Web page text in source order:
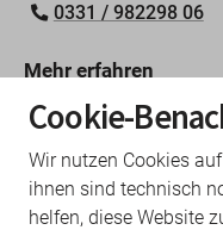
0331 / 982298 06
Mehr erfahren
Fortbildung
0331 982298 02
Cookie-
Wir nutzen Cookies
ihnen sind technisch
helfen, diese Website